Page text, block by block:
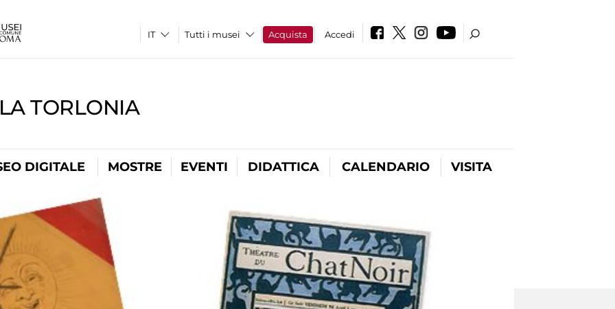
Tutti i musei Acquista Accedi
TORLONIA
DIGITALE MOSTRE EVENTI DIDATTICA CALENDARIO VISITA